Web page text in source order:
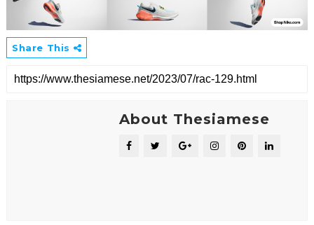
Share This
About Thesiamese